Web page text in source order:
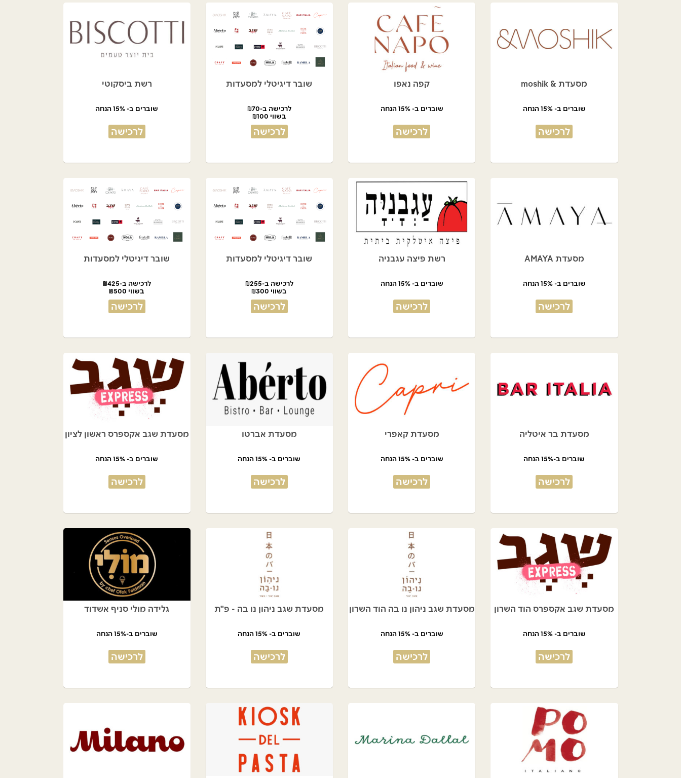
מסעדת & moshik
שוברים ב- 15% הנחה
לרכישה
קפה נאפו
שוברים ב- 15% הנחה
לרכישה
שובר דיגיטלי למסעדות
לרכישה ב-₪70
בשווי ₪100
לרכישה
רשת ביסקוטי
שוברים ב- 15% הנחה
לרכישה
מסעדת AMAYA
שוברים ב- 15% הנחה
לרכישה
רשת פיצה עגבניה
שוברים ב- 15% הנחה
לרכישה
שובר דיגיטלי למסעדות
לרכישה ב-₪255
בשווי ₪300
לרכישה
שובר דיגיטלי למסעדות
לרכישה ב-₪425
בשווי ₪500
לרכישה
מסעדת בר איטליה
שוברים ב-15% הנחה
לרכישה
מסעדת קאפרי
שוברים ב- 15% הנחה
לרכישה
מסעדת אברטו
שוברים ב- 15% הנחה
לרכישה
מסעדת שגב אקספרס ראשון לציון
שוברים ב- 15% הנחה
לרכישה
מסעדת שגב אקספרס הוד השרון
שוברים ב- 15% הנחה
לרכישה
מסעדת שגב ניהון נו בה הוד השרון
שוברים ב- 15% הנחה
לרכישה
מסעדת שגב ניהון נו בה - פ"ת
שוברים ב- 15% הנחה
לרכישה
גלידה מולי סניף אשדוד
שוברים ב-15% הנחה
לרכישה